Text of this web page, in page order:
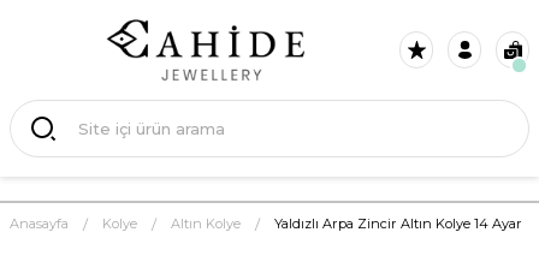
Anasayfa Kolye Altın Kolye Yaldızlı Arpa Zincir Altın Kolye 14 Ayar